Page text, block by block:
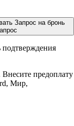
Запрос на бронь
предоплату
Мир,